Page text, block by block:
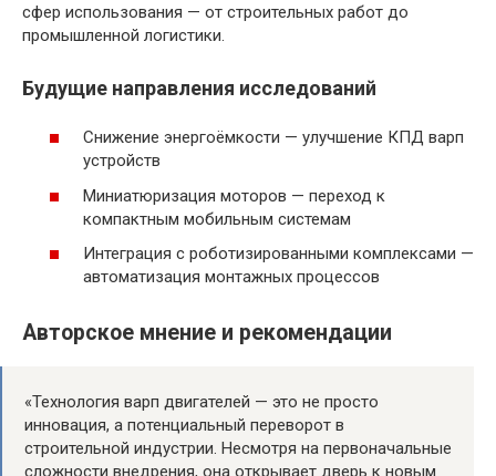
сфер использования — от строительных работ до
промышленной логистики.
Будущие направления исследований
Снижение энергоёмкости — улучшение КПД варп
устройств
Миниатюризация моторов — переход к
компактным мобильным системам
Интеграция с роботизированными комплексами —
автоматизация монтажных процессов
Авторское мнение и рекомендации
«Технология варп двигателей — это не просто
инновация, а потенциальный переворот в
строительной индустрии. Несмотря на первоначальные